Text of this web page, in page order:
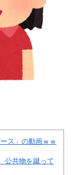
ス」の動画ｗｗ
公共物を蹴って